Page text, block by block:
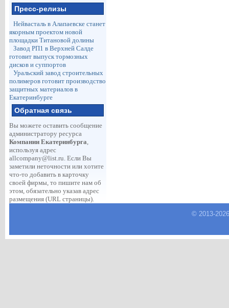
Пресс-релизы
Нейвасталь в Алапаевске станет
якорным проектом новой
площадки Титановой долины
Завод РП1 в Верхней Салде
готовит выпуск тормозных
дисков и суппортов
Уральский завод строительных
полимеров готовит производство
защитных материалов в
Екатеринбурге
Обратная связь
Вы можете оставить сообщение
администратору ресурса
Компании Екатеринбурга,
используя адрес
allcompany@list.ru. Если Вы
заметили неточности или хотите
что-то добавить в карточку
своей фирмы, то пишите нам об
этом, обязательно указав адрес
размещения (URL страницы).
© 2013-